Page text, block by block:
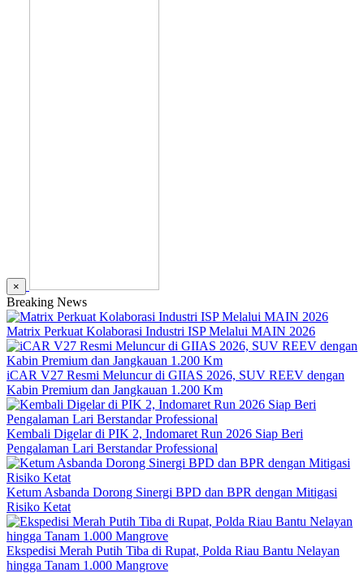
×
Breaking News
Matrix Perkuat Kolaborasi Industri ISP Melalui MAIN 2026
iCAR V27 Resmi Meluncur di GIIAS 2026, SUV REEV dengan
Kabin Premium dan Jangkauan 1.200 Km
Kembali Digelar di PIK 2, Indomaret Run 2026 Siap Beri
Pengalaman Lari Berstandar Professional
Ketum Asbanda Dorong Sinergi BPD dan BPR dengan Mitigasi
Risiko Ketat
Ekspedisi Merah Putih Tiba di Rupat, Polda Riau Bantu Nelayan
hingga Tanam 1.000 Mangrove